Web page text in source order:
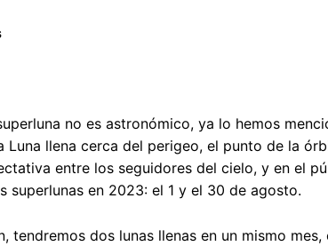
no es astronómico, ya lo hemos
Luna llena cerca del perigeo, el punto de la
entre los seguidores del cielo, y en el
superlunas en 2023: el 1 y el 30 de agosto.
tendremos dos lunas llenas en un mismo